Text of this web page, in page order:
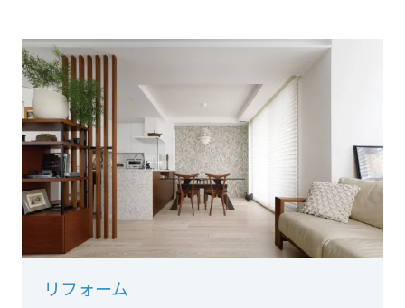
リフォーム
山梨県
長野県
東海エリア
岐阜県